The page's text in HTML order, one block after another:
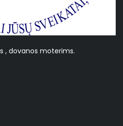
, dovanos moterims.